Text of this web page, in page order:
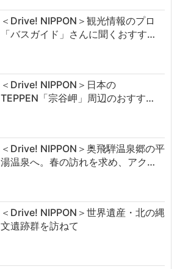
＜Drive! NIPPON＞観光情報のプロ
「バスガイド」さんに聞くおすす…
＜Drive! NIPPON＞日本の
TEPPEN「宗谷岬」周辺のおすす…
＜Drive! NIPPON＞奥飛騨温泉郷の平
湯温泉へ。春の訪れを求め、アク…
＜Drive! NIPPON＞世界遺産・北の縄
文遺跡群を訪ねて